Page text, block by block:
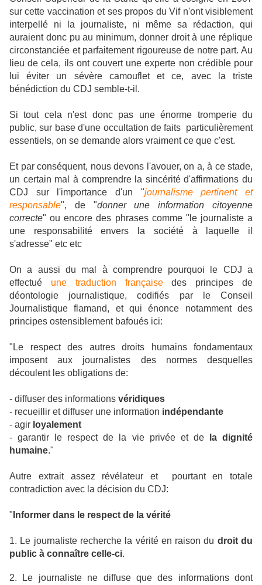
sur cette vaccination et ses propos du Vif n'ont visiblement
interpellé ni la journaliste, ni même sa rédaction, qui
auraient donc pu au minimum, donner droit à une réplique
circonstanciée et parfaitement rigoureuse de notre part. Au
lieu de cela, ils ont couvert une experte non crédible pour
lui éviter un sévère camouflet et ce, avec la triste
bénédiction du CDJ semble-t-il.
Si tout cela n'est donc pas une énorme tromperie du
public, sur base d'une occultation de faits particulièrement
essentiels, on se demande alors vraiment ce que c'est.
Et par conséquent, nous devons l'avouer, on a, à ce stade,
un certain mal à comprendre la sincérité d'affirmations du
CDJ sur l'importance d'un "journalisme pertinent et
responsable", de "donner une information citoyenne
correcte" ou encore des phrases comme "le journaliste a
une responsabilité envers la société à laquelle il
s'adresse" etc etc
On a aussi du mal à comprendre pourquoi le CDJ a
effectué une traduction françaisedes principes de
déontologie journalistique, codifiés par le Conseil
Journalistique flamand, et qui énonce notamment des
principes ostensiblement bafoués ici:
"Le respect des autres droits humains fondamentaux
imposent aux journalistes des normes desquelles
découlent les obligations de:
- diffuser des informations véridiques
- recueillir et diffuser une information indépendante
- agir loyalement
- garantir le respect de la vie privée et de
la dignité
humaine."
Autre extrait assez révélateur et pourtant en totale
contradiction avec la décision du CDJ:
" Informer dans le respect de la vérité
1. Le journaliste recherche la vérité en raison du droit du
public à connaître celle-ci.
2. Le journaliste ne diffuse que des informations dont